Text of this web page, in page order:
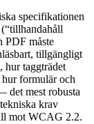
specifikationen
PDF måste
tillgängligt
hur taggträdet
hur formulär och
det mest robusta
krav
mot WCAG 2.2.